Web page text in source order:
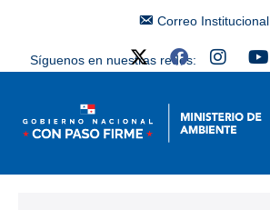
Correo Institucional
Síguenos en nuestras redes: